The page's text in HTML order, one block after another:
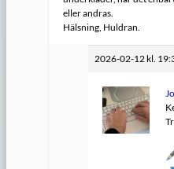
eller andras.
Hälsning, Huldran.
2026-02-12 kl.